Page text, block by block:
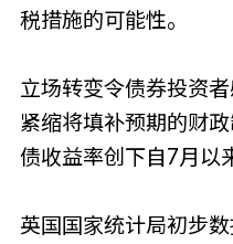
税措施的可能性。
立场转变令债券投资
紧缩将填补预期的财
债收益率创下自7月以
英国国家统计局初步